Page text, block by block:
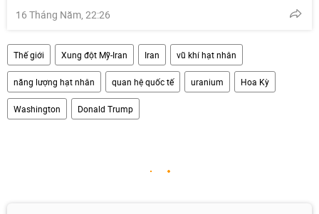
16 Tháng Năm, 22:26
Thế giới Xung đột Mỹ-Iran Iran vũ khí hạt nhân
năng lượng hạt nhân quan hệ quốc tế uranium Hoa Kỳ
Washington Donald Trump